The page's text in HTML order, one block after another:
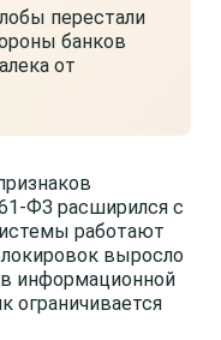
перестали
банков
от
ФЗ расширился с
работают
выросло
информационной
ограничивается